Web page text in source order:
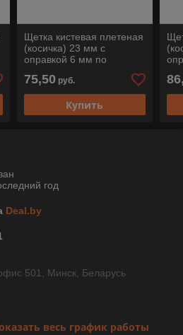
Щетка кистевая плетеная
(косичка) 23 мм с
оправкой 6 мм по
нержавеющей стали PBG
2323/6 INOX 0,6 Pferd
75,50 руб.
Купить
год
Deal.by
501, Минск, Беларусь
весь график работы